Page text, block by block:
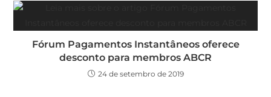
Fórum Pagamentos Instantâneos oferece
desconto para membros ABCR
24 de setembro de 2019